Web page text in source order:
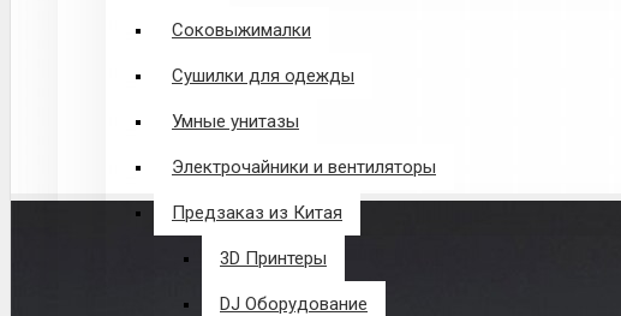
Соковыжималки
Сушилки для одежды
Умные унитазы
Электрочайники и вентиляторы
Предзаказ из Китая
3D Принтеры
DJ Оборудование